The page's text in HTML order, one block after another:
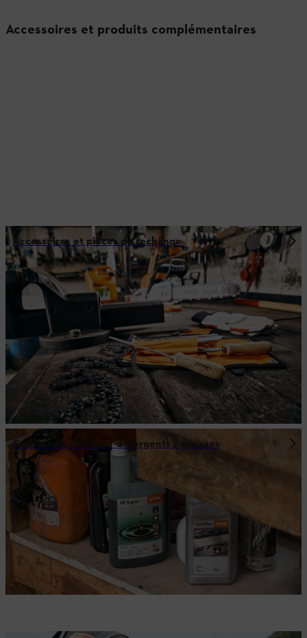
Accessoires et produits complémentaires
Accessoires et pièces de rechange
Carburants / huiles / détergents / graisses